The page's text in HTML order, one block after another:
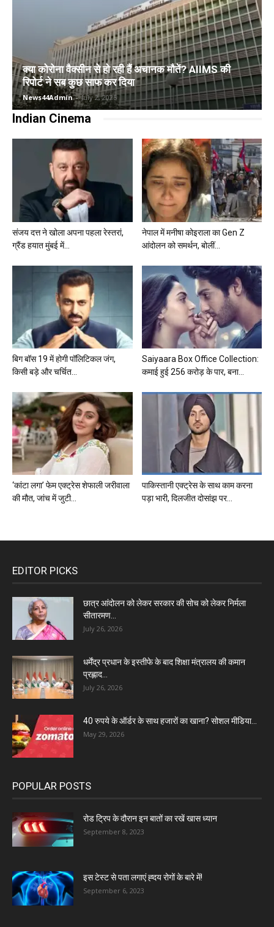
क्या कोरोना वैक्सीन से हो रही हैं अचानक मौतें? AIIMS की
रिपोर्ट ने सब कुछ साफ कर दिया
News44Admin - July 2, 2025
Indian Cinema
संजय दत्त ने खोला अपना पहला रेस्तरां,
ग्रैंड हयात मुंबई में...
नेपाल में मनीषा कोइराला का Gen Z
आंदोलन को समर्थन, बोलीं...
बिग बॉस 19 में होगी पॉलिटिकल जंग,
किसी बड़े और चर्चित...
Saiyaara Box Office Collection:
कमाई हुई 256 करोड़ के पार, बना...
‘कांटा लगा’ फेम एक्ट्रेस शेफाली जरीवाला
की मौत, जांच में जुटी...
पाकिस्तानी एक्ट्रेस के साथ काम करना
पड़ा भारी, दिलजीत दोसांझ पर...
EDITOR PICKS
छात्र आंदोलन को लेकर सरकार की सोच को लेकर निर्मला
सीतारमण...
July 26, 2026
धर्मेंद्र प्रधान के इस्तीफे के बाद शिक्षा मंत्रालय की कमान
प्रह्लाद...
July 26, 2026
40 रुपये के ऑर्डर के साथ हजारों का खाना? सोशल मीडिया...
May 29, 2026
POPULAR POSTS
रोड ट्रिप के दौरान इन बातों का रखें खास ध्यान
September 8, 2023
इस टेस्ट से पता लगाएं ह्दय रोगों के बारे में!
September 6, 2023